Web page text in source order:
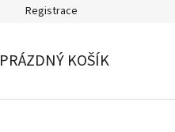
Registrace
PRÁZDNÝ KOŠÍK